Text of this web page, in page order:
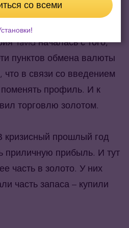
Tavid началась с того,
пунктов обмена валюты
в связи со введением
профиль. И к
торговлю золотом.
кризисный прошлый год
приличную прибыль. И тут
часть в золото. У них
часть запаса – купили
со всеми